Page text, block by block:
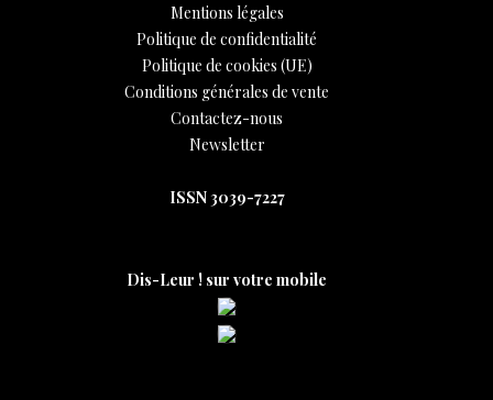
Mentions légales
Politique de confidentialité
Politique de cookies (UE)
Conditions générales de vente
Contactez-nous
Newsletter
ISSN 3039-7227
Dis-Leur ! sur votre mobile